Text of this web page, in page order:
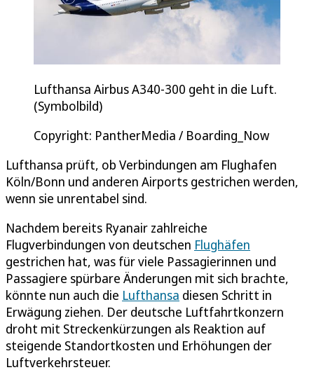
Lufthansa Airbus A340-300 geht in die Luft.
(Symbolbild)
Copyright: PantherMedia / Boarding_Now
Lufthansa prüft, ob Verbindungen am Flughafen
Köln/Bonn und anderen Airports gestrichen werden,
wenn sie unrentabel sind.
Nachdem bereits Ryanair zahlreiche
Flugverbindungen von deutschen Flughäfen
gestrichen hat, was für viele Passagierinnen und
Passagiere spürbare Änderungen mit sich brachte,
könnte nun auch die Lufthansa diesen Schritt in
Erwägung ziehen. Der deutsche Luftfahrtkonzern
droht mit Streckenkürzungen als Reaktion auf
steigende Standortkosten und Erhöhungen der
Luftverkehrsteuer.